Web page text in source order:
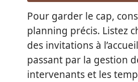
Pour garder le cap,
planning précis. Listez
des invitations à
passant par la gestion
intervenants et les